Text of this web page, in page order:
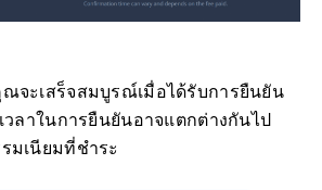
ณจะเสร็จสมบูรณ์เมื่อได้รับการยืนยัน
วลาในการยืนยันอาจแตกต่างกันไป
มเนียมที่ชำระ